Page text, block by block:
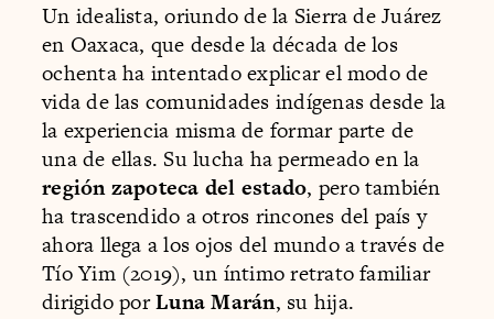
Un idealista, oriundo de la Sierra de Juárez
en Oaxaca, que desde la década de los
ochenta ha intentado explicar el modo de
vida de las comunidades indígenas desde la
la experiencia misma de formar parte de
una de ellas. Su lucha ha permeado en la
región zapoteca del estado, pero también
ha trascendido a otros rincones del país y
ahora llega a los ojos del mundo a través de
Tío Yim (2019), un íntimo retrato familiar
dirigido porLuna Marán, su hija.